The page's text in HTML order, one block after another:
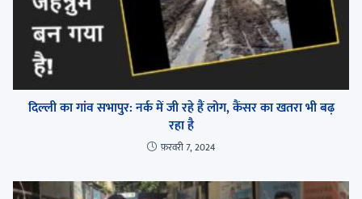
दिल्ली का गांव सभापुर: नर्क में जी रहे हैं लोग, कैंसर का खतरा भी बढ़
रहा है
फ़रवरी 7, 2024